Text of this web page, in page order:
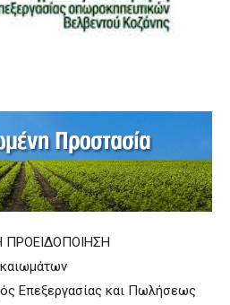
Επεξεργασίας και Πωλήσεως